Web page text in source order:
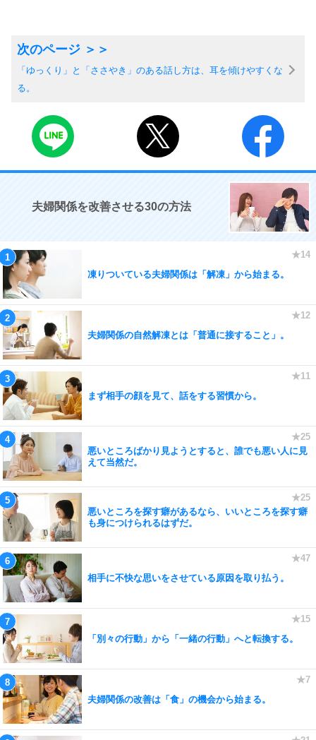
「ゆっくり」と「ささやき」のある話し方は、耳を傾けやすくな
る。
夫婦関係を改善させる30の方法
凍りついている夫婦関係は「解凍」から始まる。
夫婦関係の自然解凍とは「普通に接すること」。
まず相手の顔を見て、話をする習慣から。
悪いところばかり見ようとすると、誰でも悪い人に見
えて当然だ。
悪いところを探す癖があるなら、いいところを探す癖
も身につけられるはずだ。
相手に不快な思いをさせている原因を取り払う。
「別々の行動」から「一緒の行動」へと転換する。
夫婦関係の改善は「食」の機会から始まる。